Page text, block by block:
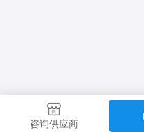
咨询供应商